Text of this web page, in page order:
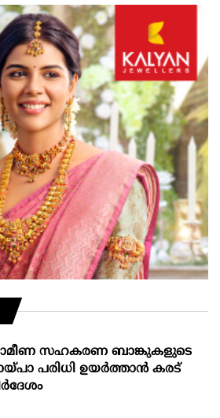
സഹകരണ ബാങ്കുകളുടെ
പരിധി ഉയർത്താൻ കരട്